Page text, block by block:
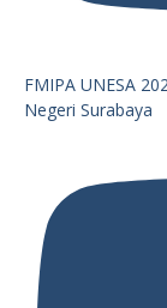
FMIPA UNESA
Negeri Surabaya